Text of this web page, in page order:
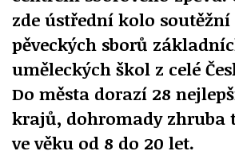
zde ústřední kolo
pěveckých sborů
uměleckých škol z celé
Do města dorazí 28
krajů, dohromady zhruba
ve věku od 8 do 20 let.